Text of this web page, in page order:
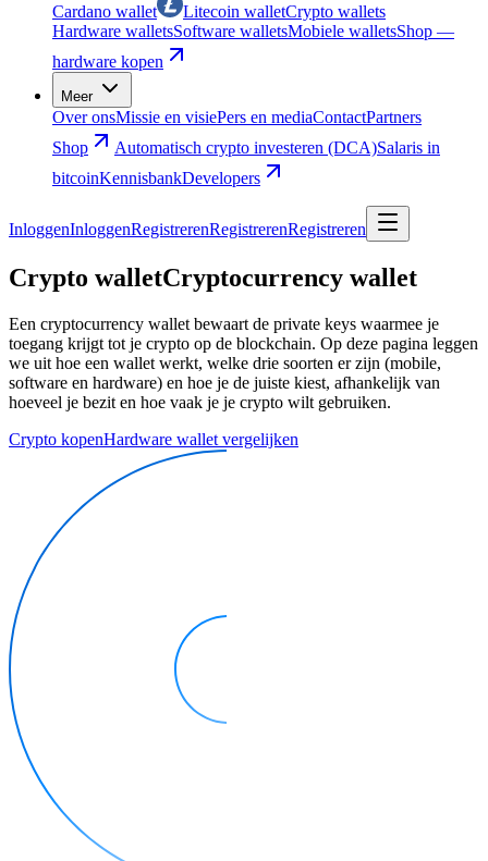
Cardano wallet
Litecoin walletCrypto wallets
Hardware walletsSoftware walletsMobiele walletsShop —
hardware kopen
Meer
Over onsMissie en visiePers en mediaContactPartners
Shop
Automatisch crypto investeren (DCA)Salaris in
bitcoinKennisbankDevelopers
InloggenInloggenRegistrerenRegistrerenRegistreren
Crypto walletCryptocurrency wallet
Een cryptocurrency wallet bewaart de private keys waarmee je
toegang krijgt tot je crypto op de blockchain. Op deze pagina leggen
we uit hoe een wallet werkt, welke drie soorten er zijn (mobile,
software en hardware) en hoe je de juiste kiest, afhankelijk van
hoeveel je bezit en hoe vaak je je crypto wilt gebruiken.
Crypto kopenHardware wallet vergelijken